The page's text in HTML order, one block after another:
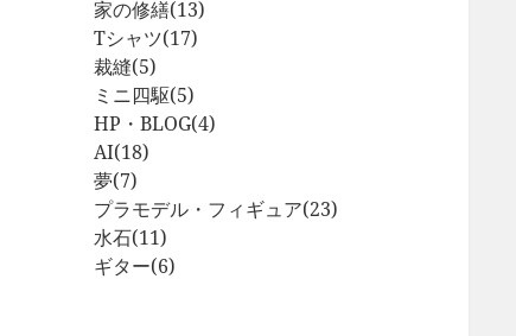
家の修繕(13)
Tシャツ(17)
裁縫(5)
ミニ四駆(5)
HP・BLOG(4)
AI(18)
夢(7)
プラモデル・フィギュア(23)
水石(11)
ギター(6)